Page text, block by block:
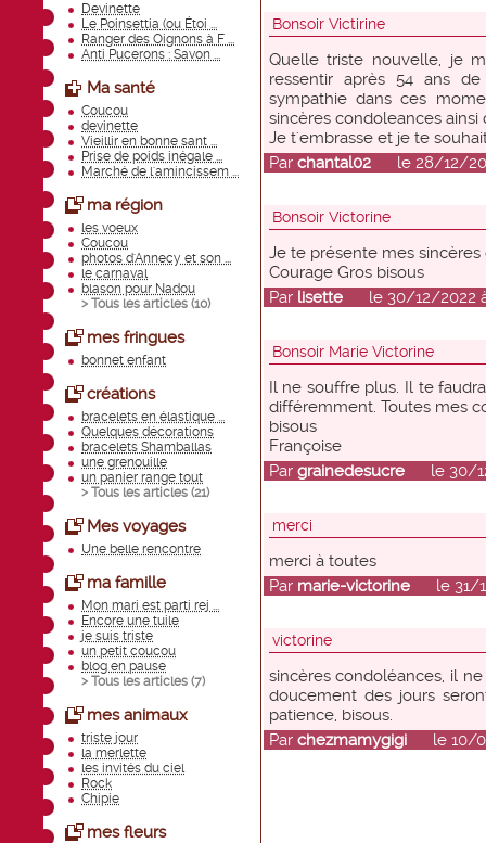
Devinette
Le Poinsettia (ou Étoi ...
Ranger des Oignons à F ...
Anti Pucerons : Savon ...
Ma santé
Coucou
devinette
Vieillir en bonne sant ...
Prise de poids inégale ...
Marché de l'amincissem ...
ma région
les voeux
Coucou
photos d'Annecy et son ...
le carnaval
blason pour Nadou
> Tous les articles (10)
mes fringues
bonnet enfant
créations
bracelets en élastique ...
Quelques décorations
bracelets Shamballas
une grenouille
un panier range tout
> Tous les articles (21)
Mes voyages
Une belle rencontre
ma famille
Mon mari est parti rej ...
Encore une tuile
je suis triste
un petit coucou
blog en pause
> Tous les articles (7)
mes animaux
triste jour
la merlette
les invités du ciel
Rock
Chipie
mes fleurs
Bonsoir Victirine
Quelle triste nouvelle, je
ressentir après 54 ans
sympathie dans ces
sincères condoleances
Je t'embrasse et je te
Par chantal02le 28/12/
Bonsoir Victorine
Je te présente mes
Courage Gros bisous
Par lisettele 30/12/2022 à
Bonsoir Marie Victorine
Il ne souffre plus. Il te
différemment. Toutes mes
bisous
Françoise
Par grainedesucrele 30/12/
merci
merci à toutes
Par marie-victorinele 31/
victorine
sincères condoléances, il
doucement des jours
patience, bisous.
Par chezmamygigile 10/01/